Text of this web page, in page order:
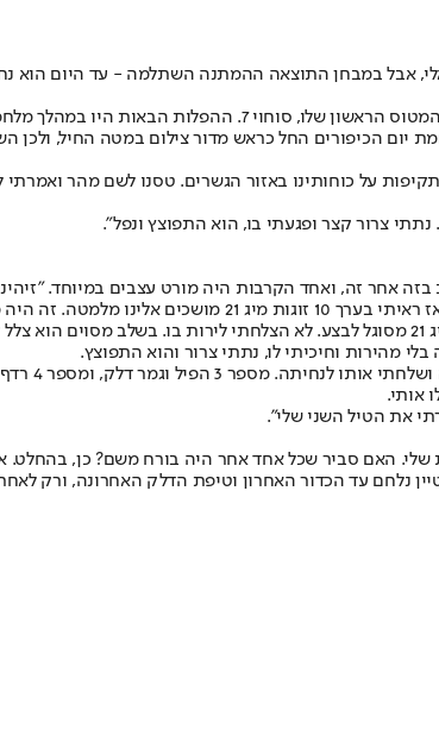
אבן־אפשטיין נולד ב־1938 בקיבוץ נגבה. במלחמת ששת הימים, כחלק
יום הכיפורים החל כראש מדור צילום במטה החיל,
על כוחותינו באזור הגשרים. טסנו לשם מהר
צרור קצר ופגעתי בו, הוא התפוצץ ונפל".
זה היה מארב.
"אני המשכתי אחרי המוביל של המטוס שהפלתי. הוא השתולל וביצע דברים שלא האמנתי שמיג 21
מהירות וחיכיתי לו, נתתי צרור והוא התפוצץ.
"בינתיים
את הטיל השני שלי".
שלי. האם סביר שכל אחד אחר היה בורח משם? כן,
נלחם עד הכדור האחרון וטיפת הדלק האחרונה, ורק